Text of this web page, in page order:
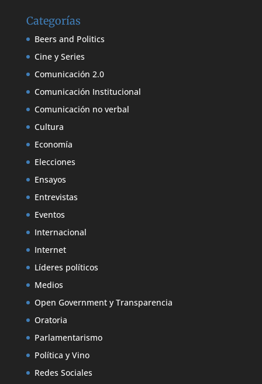
Categorías
Beers and Politics
Cine y Series
Comunicación 2.0
Comunicación Institucional
Comunicación no verbal
Cultura
Economía
Elecciones
Ensayos
Entrevistas
Eventos
Internacional
Internet
Líderes políticos
Medios
Open Government y Transparencia
Oratoria
Parlamentarismo
Política y Vino
Redes Sociales